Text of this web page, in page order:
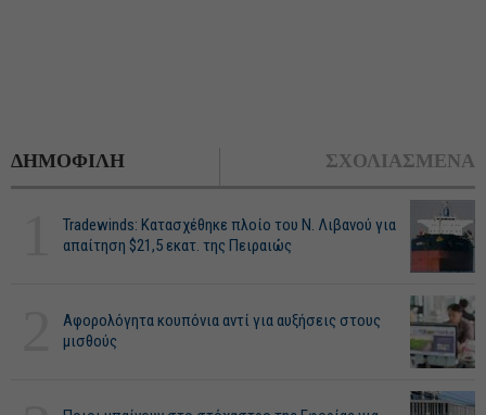
ΔΗΜΟΦΙΛΗ ΣΧΟΛΙΑΣΜΕΝΑ
Tradewinds: Κατασχέθηκε πλοίο του Ν. Λιβανού για
απαίτηση $21,5 εκατ. της Πειραιώς
Αφορολόγητα κουπόνια αντί για αυξήσεις στους
μισθούς